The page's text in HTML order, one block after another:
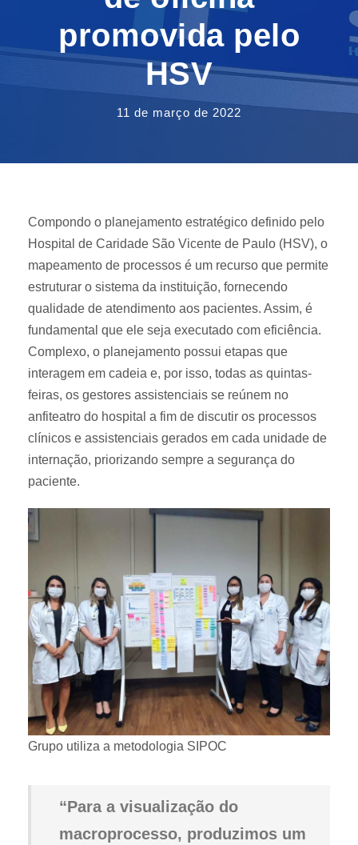
promovida pelo
HSV
11 de março de 2022
Compondo o planejamento estratégico definido pelo
Hospital de Caridade São Vicente de Paulo (HSV), o
mapeamento de processos é um recurso que permite
estruturar o sistema da instituição, fornecendo
qualidade de atendimento aos pacientes. Assim, é
fundamental que ele seja executado com eficiência.
Complexo, o planejamento possui etapas que
interagem em cadeia e, por isso, todas as quintas-
feiras, os gestores assistenciais se reúnem no
anfiteatro do hospital a fim de discutir os processos
clínicos e assistenciais gerados em cada unidade de
internação, priorizando sempre a segurança do
paciente.
Grupo utiliza a metodologia SIPOC
“Para a visualização do
macroprocesso, produzimos um